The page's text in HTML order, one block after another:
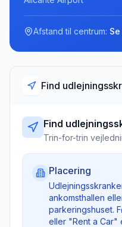
Afstand til centrum:
Find
Find
Trin-for-trin
Placering
ankomsthallen
parkeringshuset.
eller "Rent a Car"